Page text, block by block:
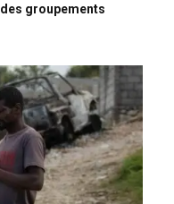
groupements